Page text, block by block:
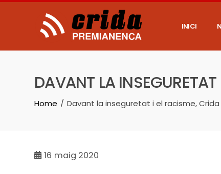
Skip
INICI
DAVANT LA
Home Davant la inseguretat i el racisme,
16 maig 2020